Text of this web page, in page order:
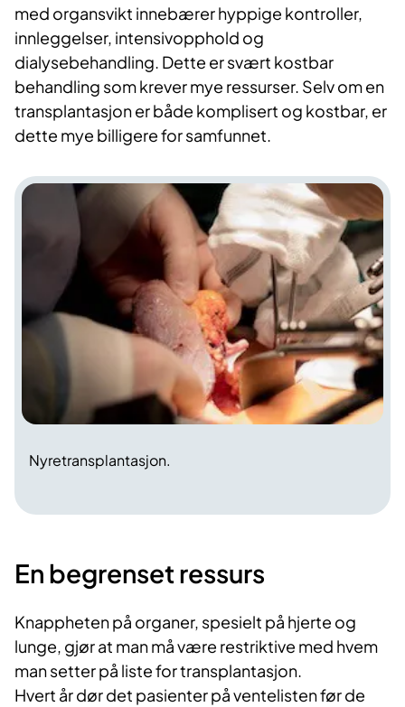
med organsvikt innebærer hyppige kontroller,
innleggelser, intensivopphold og
dialysebehandling. Dette er svært kostbar
behandling som krever mye ressurser. Selv om en
transplantasjon er både komplisert og kostbar, er
dette mye billigere for samfunnet. ​
Nyretransplantasjon.
​​​​​En begrenset re​ssurs
Knappheten på organer, spesielt på hjerte og
lunge, gjør at man må være restriktive med hvem
man setter på liste for transplantasjon.
Hvert år dør det pasienter på ventelisten før de